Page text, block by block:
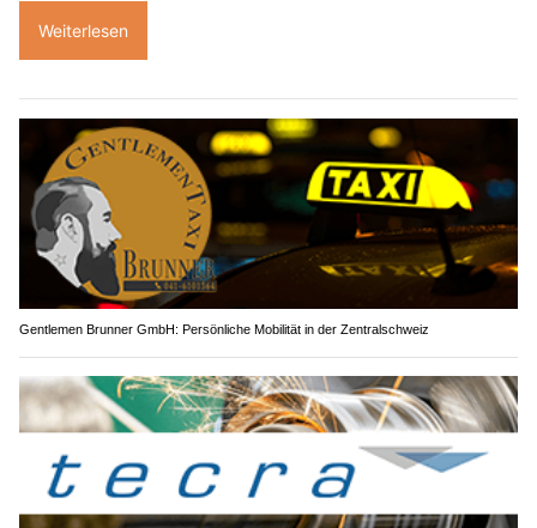
Weiterlesen
Gentlemen Brunner GmbH: Persönliche Mobilität in der Zentralschweiz